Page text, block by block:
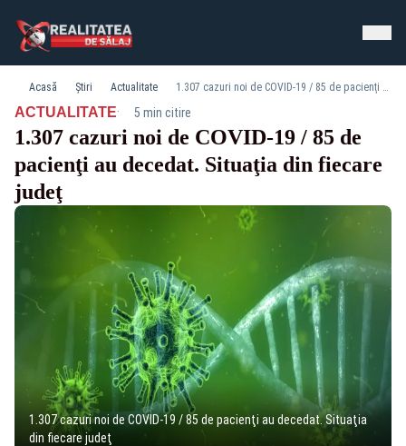
Acasă Știri Actualitate 1.307 cazuri noi de COVID-19 / 85 de pacienţi au decedat. Situaţia din fiecare judeţ
ACTUALITATE· 5 min citire
1.307 cazuri noi de COVID-19 / 85 de
pacienţi au decedat. Situaţia din fiecare
judeţ
1.307 cazuri noi de COVID-19 / 85 de pacienţi au decedat. Situaţia
din fiecare judeţ